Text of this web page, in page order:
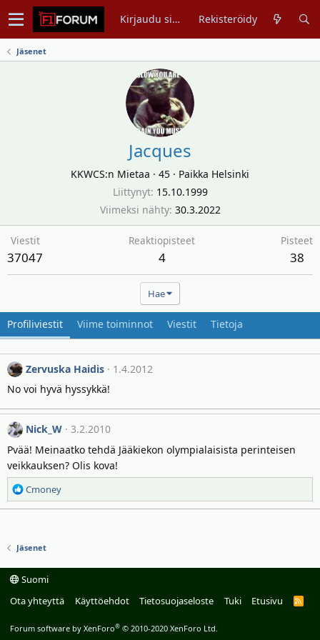
Kirjaudu sisään Rekisteröidy
Jäsenet
Jacques
KKWCS:n Mietaa · 45 · Paikka Helsinki
Liittynyt 15.10.1999
Viimeksi nähty 30.3.2022
Viestit
37047
Reaktiopisteet
4
Pisteet
38
Hae
Profiliviestit Viime toiminnot Viestit Tietoja
Zervuska Haidis
1.4.2012
No voi hyvä hyssykkä!
Nick_W
3.2.2010
Pvää! Meinaatko tehdä Jääkiekon olympialaisista perinteisen
veikkauksen? Olis kova!
R
e
t
o
:
Cmoney
Jäsenet
Suomi
Ota yhteyttä
Käyttöehdot Tietosuojaseloste Tuki Etusivu
R
Forum software by XenForo® © 2010-2020 XenForo Ltd.